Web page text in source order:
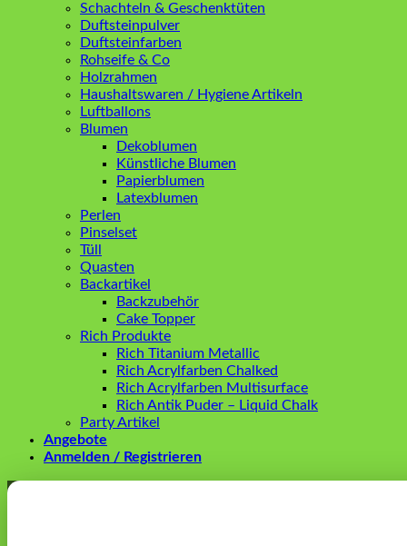
Schachteln & Geschenktüten
Duftsteinpulver
Duftsteinfarben
Rohseife & Co
Holzrahmen
Haushaltswaren / Hygiene Artikeln
Luftballons
Blumen
Dekoblumen
Künstliche Blumen
Papierblumen
Latexblumen
Perlen
Pinselset
Tüll
Quasten
Backartikel
Backzubehör
Cake Topper
Rich Produkte
Rich Titanium Metallic
Rich Acrylfarben Chalked
Rich Acrylfarben Multisurface
Rich Antik Puder – Liquid Chalk
Party Artikel
Angebote
Anmelden / Registrieren
Anmelden